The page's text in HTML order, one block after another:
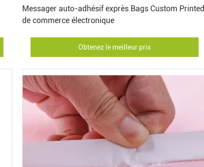
Messager auto-adhésif exprès Bags Custom Printed
de commerce électronique
Obtenez le meilleur prix